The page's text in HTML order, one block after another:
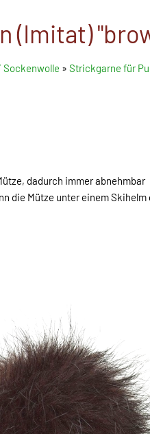
(Imitat)
» Strickgarne für
dadurch immer abnehmbar
die Mütze unter einem